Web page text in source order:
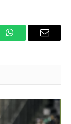
WhatsAppEmail